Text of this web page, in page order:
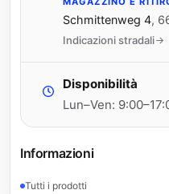
Schmittenweg 4,
Indicazioni stradali
Disponibilità
Lun–Ven:
Informazioni
Tutti i prodotti